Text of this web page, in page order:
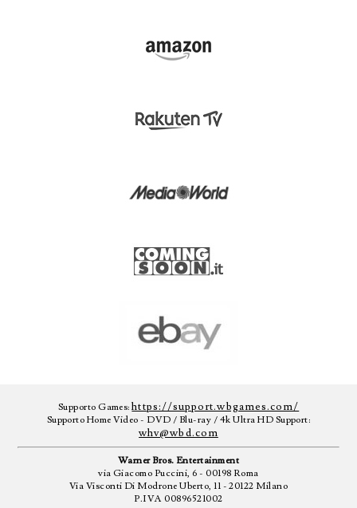
Supporto Games:https://support.wbgames.com/
Supporto Home Video - DVD / Blu-ray / 4k Ultra HD Support:
whv@wbd.com
Warner Bros. Entertainment
via Giacomo Puccini, 6 - 00198 Roma
Via Visconti Di Modrone Uberto, 11 - 20122 Milano
P.IVA 00896521002